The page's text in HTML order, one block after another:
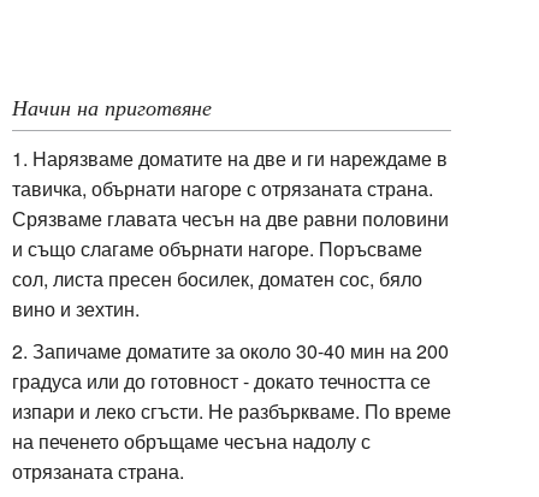
Начин на приготвяне
1. Нарязваме доматите на две и ги нареждаме в
тавичка, обърнати нагоре с отрязаната страна.
Срязваме главата чесън на две равни половини
и също слагаме обърнати нагоре. Поръсваме
сол, листа пресен босилек, доматен сос, бяло
вино и зехтин.
2. Запичаме доматите за около 30-40 мин на 200
градуса или до готовност - докато течността се
изпари и леко сгъсти. Не разбъркваме. По време
на печенето обръщаме чесъна надолу с
отрязаната страна.